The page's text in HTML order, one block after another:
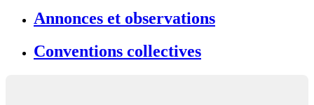
Annonces et observations
Conventions collectives